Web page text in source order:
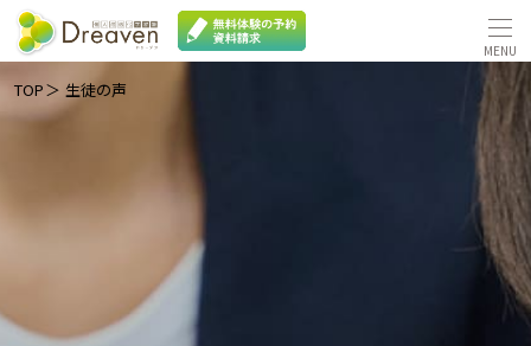
TOP 生徒の声